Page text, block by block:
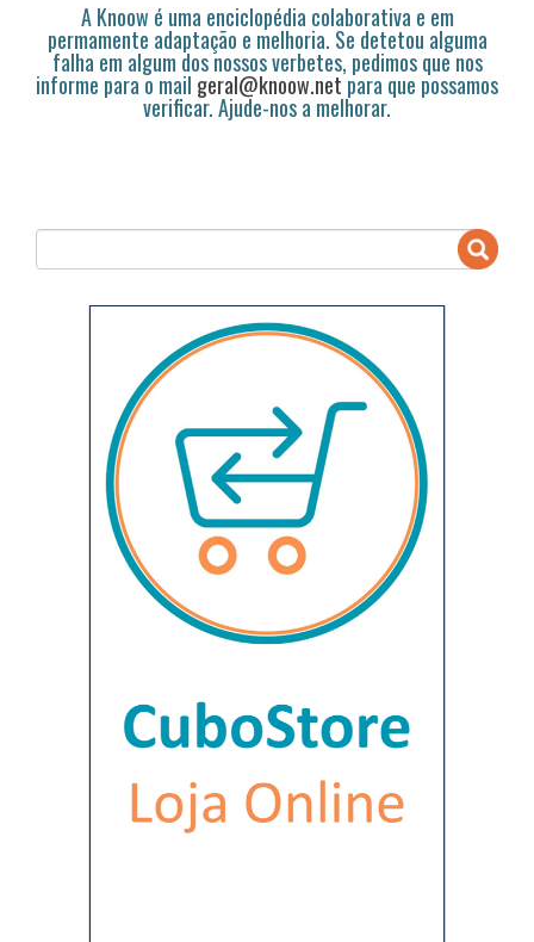
A Knoow é uma enciclopédia colaborativa e em
permamente adaptação e melhoria. Se detetou alguma
falha em algum dos nossos verbetes, pedimos que nos
informe para o mail geral@knoow.netpara que possamos
verificar. Ajude-nos a melhorar.